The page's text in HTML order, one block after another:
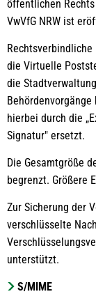
öffentlichen
VwVfG NRW ist
die Virtuelle
die
hierbei durch die
Signatur" ersetzt.
Die Gesamtgröße
begrenzt. Größere
Zur Sicherung der
verschlüsselte
unterstützt.
S/MIME